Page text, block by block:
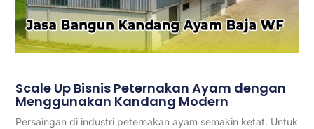
Scale Up Bisnis Peternakan Ayam dengan
Menggunakan Kandang Modern
Persaingan di industri peternakan ayam semakin ketat. Untuk